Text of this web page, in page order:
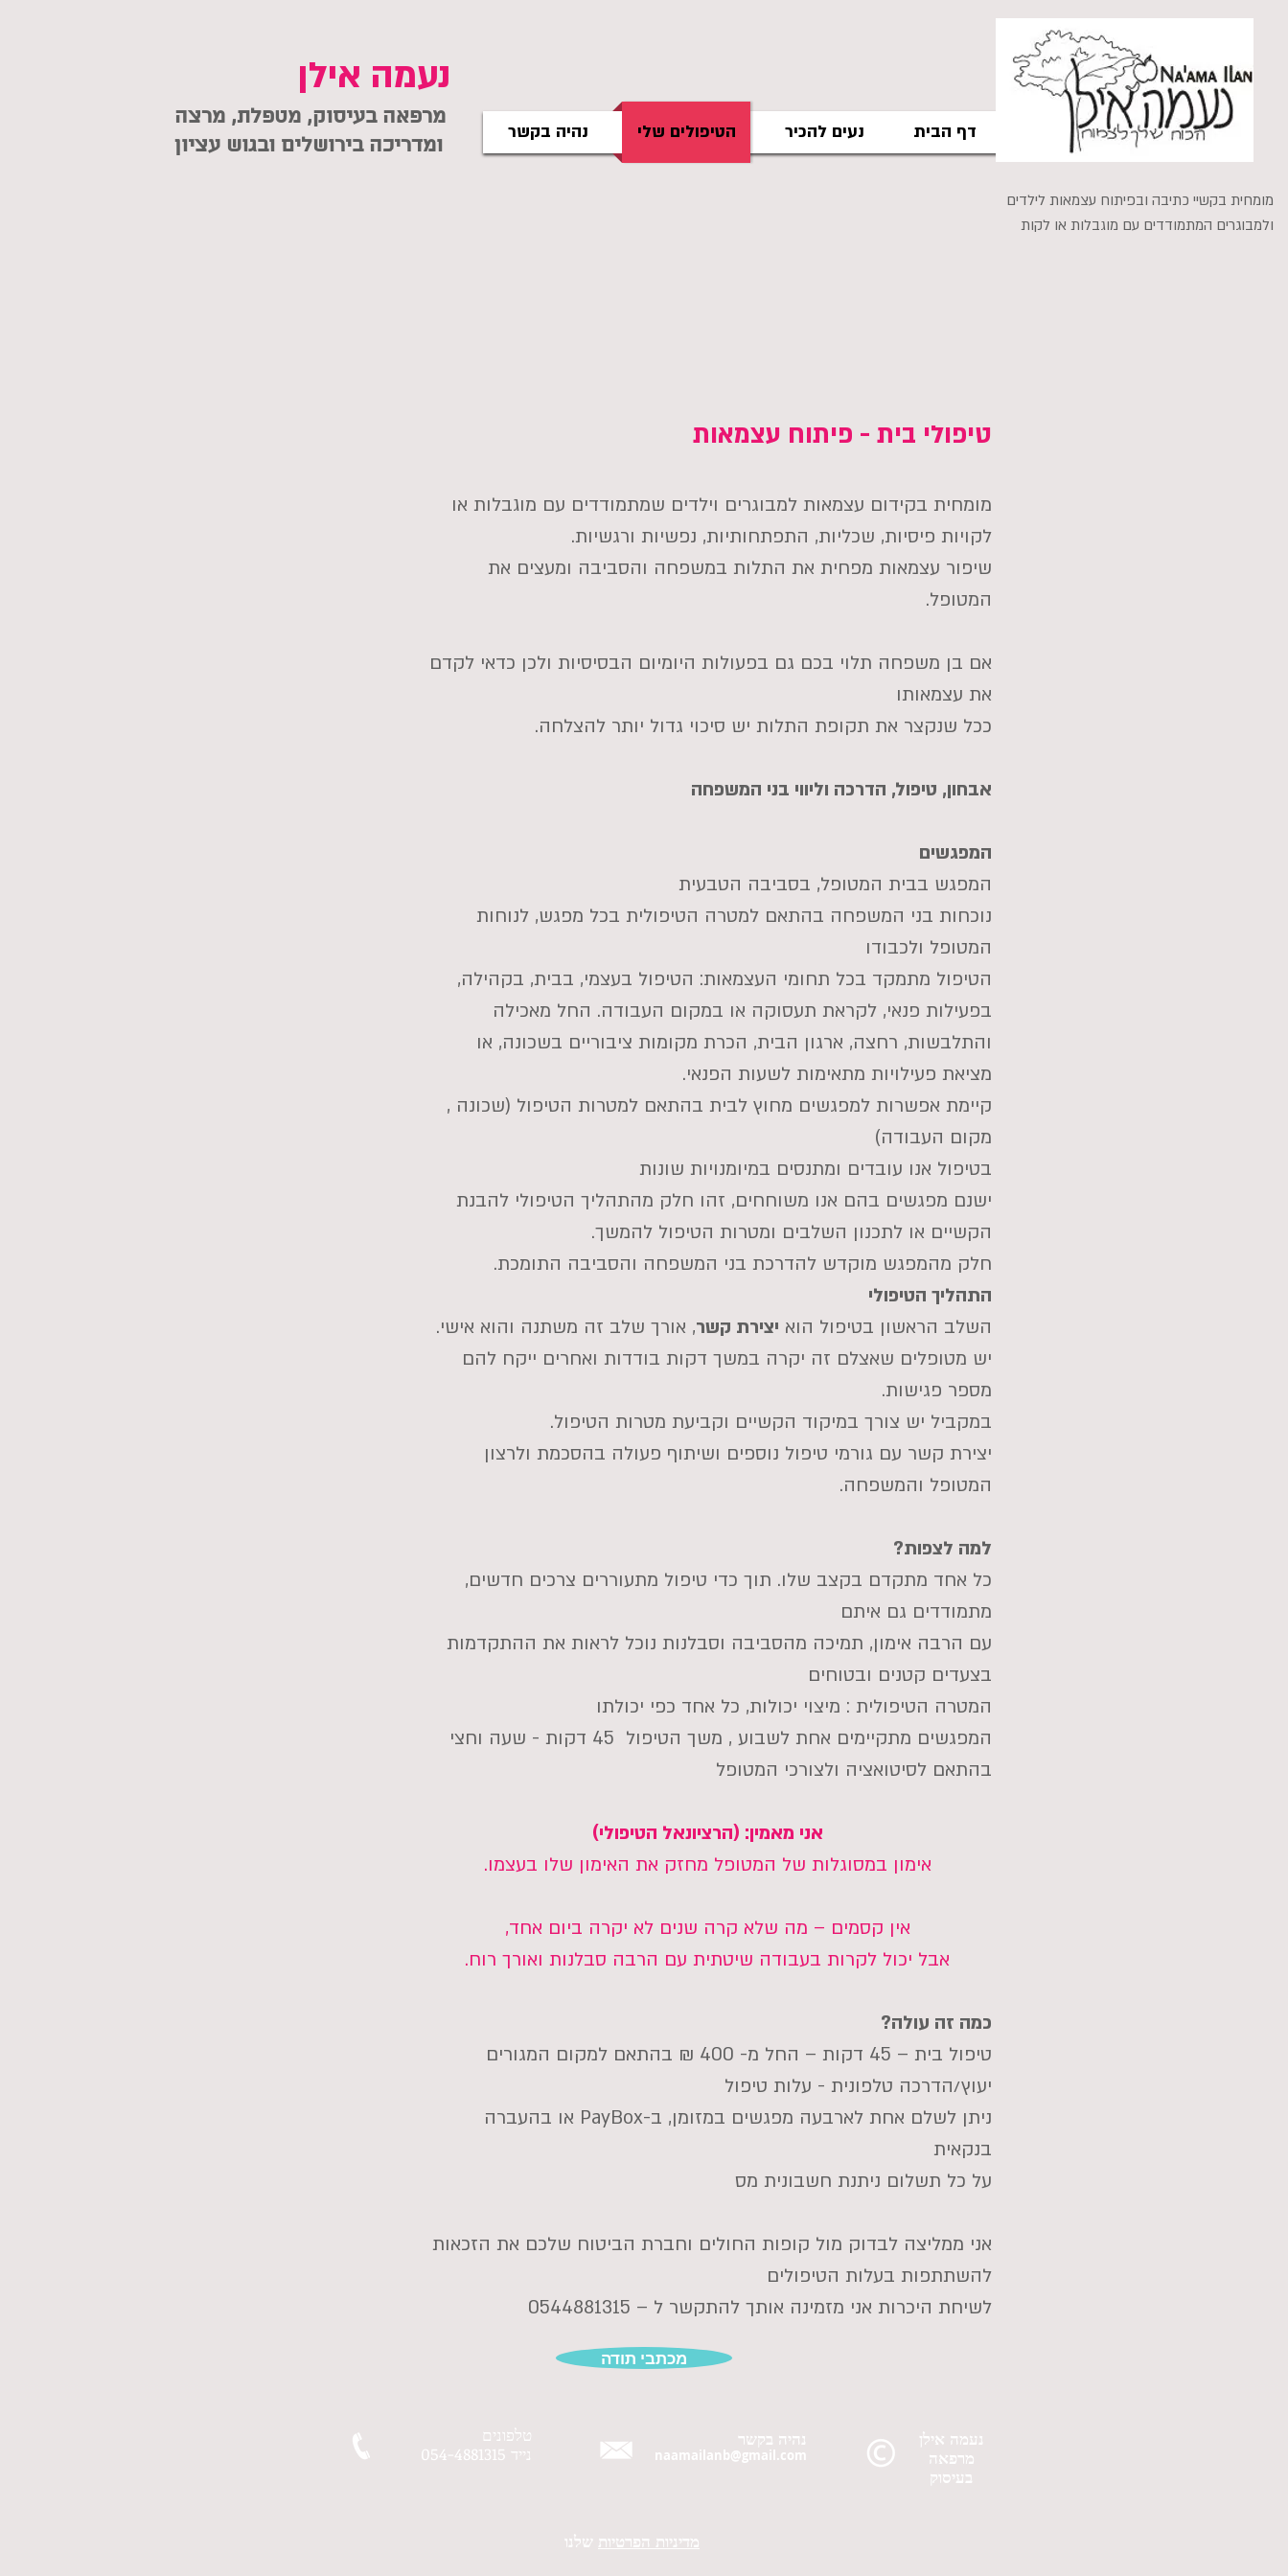
נעמה אילן
מרפאה בעיסוק, מטפלת, מרצה
נהיה בקשר הטיפולים שלי נעים להכיר דף הבית
מומחית בקשיי כתיבה ובפיתוח עצמאות לילדים
ולמבוגרים המתמודדים עם מוגבלות או לקות
טיפולי בית - פיתוח עצמאות
מומחית בקידום עצמאות למבוגרים וילדים שמתמודדים עם מוגבלות או
לקויות פיסיות, שכליות, התפתחותיות, נפשיות ורגשיות.
שיפור עצמאות מפחית את התלות במשפחה והסביבה ומעצים את
המטופל.
אם בן משפחה תלוי בכם גם בפעולות היומיום הבסיסיות ולכן כדאי לקדם
את עצמאותו
ככל שנקצר את תקופת התלות יש סיכוי גדול יותר להצלחה.
אבחון, טיפול, הדרכה וליווי בני המשפחה
המפגשים
המפגש בבית המטופל, בסביבה הטבעית
נוכחות בני המשפחה בהתאם למטרה הטיפולית בכל מפגש, לנוחות
המטופל ולכבודו
הטיפול מתמקד בכל תחומי העצמאות: הטיפול בעצמי, בבית, בקהילה,
בפעילות פנאי, לקראת תעסוקה או במקום העבודה. החל מאכילה
והתלבשות, רחצה, ארגון הבית, הכרת מקומות ציבוריים בשכונה, או
מציאת פעילויות מתאימות לשעות הפנאי.
קיימת אפשרות למפגשים מחוץ לבית בהתאם למטרות הטיפול (שכונה ,
מקום העבודה)
בטיפול אנו עובדים ומתנסים במיומנויות שונות
ישנם מפגשים בהם אנו משוחחים, זהו חלק מהתהליך הטיפולי להבנת
הקשיים או לתכנון השלבים ומטרות הטיפול להמשך.
חלק מהמפגש מוקדש להדרכת בני המשפחה והסביבה התומכת.
התהליך הטיפולי
השלב הראשון בטיפול הוא יצירת קשר, אורך שלב זה משתנה והוא אישי.
יש מטופלים שאצלם זה יקרה במשך דקות בודדות ואחרים ייקח להם
מספר פגישות.
במקביל יש צורך במיקוד הקשיים וקביעת מטרות הטיפול.
יצירת קשר עם גורמי טיפול נוספים ושיתוף פעולה בהסכמת ולרצון
המטופל והמשפחה.
למה לצפות?
כל אחד מתקדם בקצב שלו. תוך כדי טיפול מתעוררים צרכים חדשים,
מתמודדים גם איתם
עם הרבה אימון, תמיכה מהסביבה וסבלנות נוכל לראות את ההתקדמות
בצעדים קטנים ובטוחים
המטרה הטיפולית : מיצוי יכולות, כל אחד כפי יכולתו
המפגשים מתקיימים אחת לשבוע , משך הטיפול 45 דקות - שעה וחצי
בהתאם לסיטואציה ולצורכי המטופל
אני מאמין: (הרציונאל הטיפולי)
אימון במסוגלות של המטופל מחזק את האימון שלו בעצמו.
אין קסמים – מה שלא קרה שנים לא יקרה ביום אחד,
אבל יכול לקרות בעבודה שיטתית עם הרבה סבלנות ואורך רוח.
כמה זה עולה?
טיפול בית – 45 דקות – החל מ- 400 ₪ בהתאם למקום המגורים
יעוץ/הדרכה טלפונית - עלות טיפול
ניתן לשלם אחת לארבעה מפגשים במזומן, ב-PayBox או בהעברה
בנקאית
על כל תשלום ניתנת חשבונית מס
אני ממליצה לבדוק מול קופות החולים וחברת הביטוח שלכם את הזכאות
להשתתפות בעלות הטיפולים
לשיחת היכרות אני מזמינה אותך להתקשר ל – 0544881315
מכתבי תודה
טלפונים
נייד 054-4881315
נהיה בקשר
naamailanb@gmail.com
נעמה אילן
מרפאה
בעיסוק
מדיניות הפרטיות שלנו